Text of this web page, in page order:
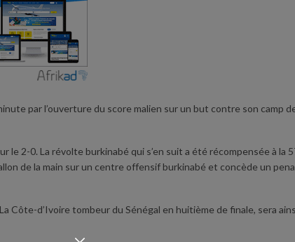
par l’ouverture du score malien sur un but contre son camp
2-0. La révolte burkinabé qui s’en suit a été récompensée à la
de la main sur un centre offensif burkinabé et concède un
d’Ivoire tombeur du Sénégal en huitième de finale, sera